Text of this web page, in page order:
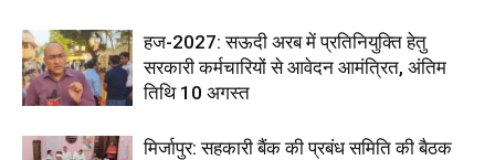
हज-2027: सऊदी अरब में प्रतिनियुक्ति हेतु
सरकारी कर्मचारियों से आवेदन आमंत्रित, अंतिम
तिथि 10 अगस्त
मिर्जापुर: सहकारी बैंक की प्रबंध समिति की बैठक